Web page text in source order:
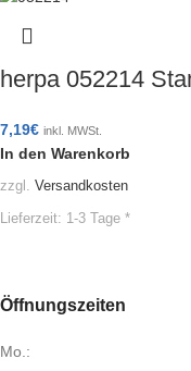
herpa 052214
7,19€ inkl. MWSt.
In den Warenkorb
zzgl. Versandkosten
Lieferzeit: 1-3 Tage *
Öffnungszeiten
Mo.: